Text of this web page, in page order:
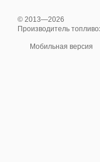
© 2013—2026
Производитель
Мобильная версия